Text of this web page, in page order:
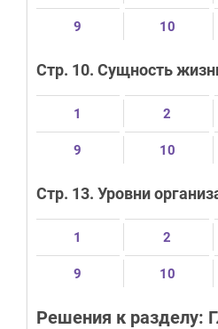
9 10
Стр. 10. Сущность
1 2
9 10
Стр. 13. Уровни
1 2
9 10
Решения к разделу: